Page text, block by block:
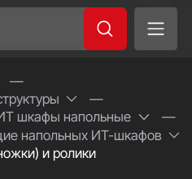
шкафы напольные
напольных ИТ-шкафов
и ролики